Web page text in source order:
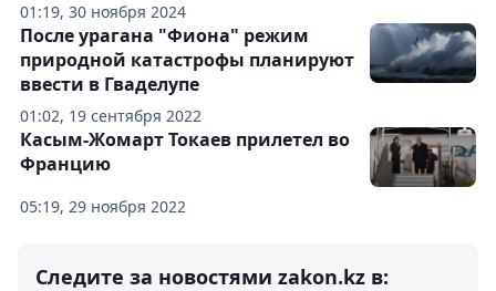
01:19, 30 ноября 2024
01:02, 19 сентября 2022
После урагана "Фиона" режим
природной катастрофы планируют
ввести в Гваделупе
05:19, 29 ноября 2022
Касым-Жомарт Токаев прилетел во
Францию
Следите за новостями zakon.kz в: